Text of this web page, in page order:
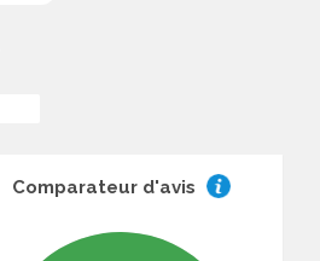
Comparateur d'avis